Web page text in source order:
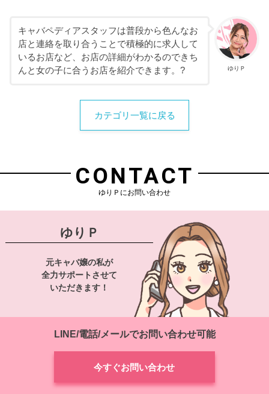
ゆりＰ
キャバペディアスタッフは普段から色んなお
店と連絡を取り合うことで積極的に求人して
いるお店など、お店の詳細がわかるのできち
んと女の子に合うお店を紹介できます。?
カテゴリ一覧に戻る
CONTACT
ゆりＰにお問い合わせ
ゆりＰ
元キャバ嬢の私が
全力サポートさせて
いただきます！
LINE/電話/メールでお問い合わせ可能
今すぐお問い合わせ